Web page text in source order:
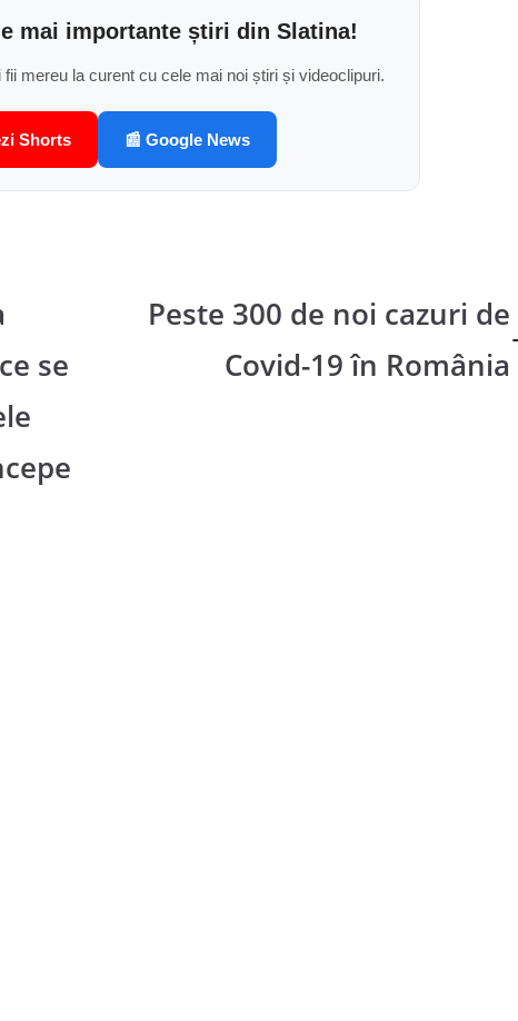
mai importante știri din Slatina!
mereu la curent cu cele mai noi știri și videoclipuri.
Shorts 📰 Google News
se
Peste 300 de noi cazuri de
Covid-19 în România